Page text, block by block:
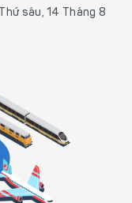
Thứ sáu, 14 Tháng 8